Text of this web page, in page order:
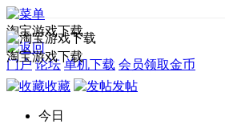
淘宝游戏下载
门户 论坛 单机下载 会员领取金币
淘宝游戏下载
收藏 发帖
今日